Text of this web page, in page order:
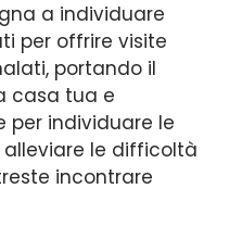
a individuare
per offrire visite
portando il
casa tua e
per individuare le
le difficoltà
incontrare